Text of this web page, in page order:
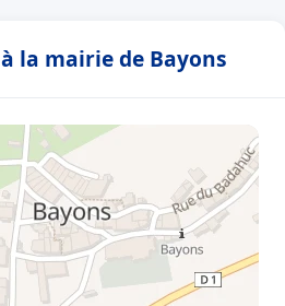
la mairie de Bayons